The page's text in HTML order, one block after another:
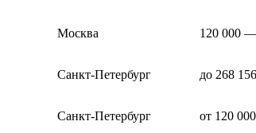
Москва 120 000
Санкт-Петербург до 268
Санкт-Петербург от 120